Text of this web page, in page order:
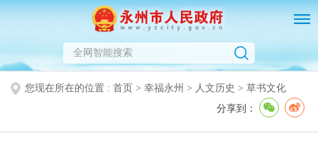
您现在所在的位置 : 首页 > 幸福永州 > 人文历史 > 草书文化
分享到：